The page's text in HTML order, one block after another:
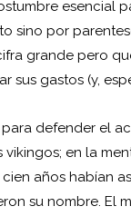
esencial
sino por
grande pero
gastos (y,
defender el
en la
años habían
su nombre. El